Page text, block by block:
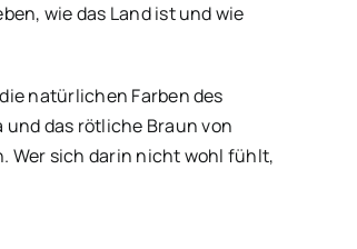
wie das Land ist und wie
natürlichen Farben des
und das rötliche Braun von
Wer sich darin nicht wohl fühlt,